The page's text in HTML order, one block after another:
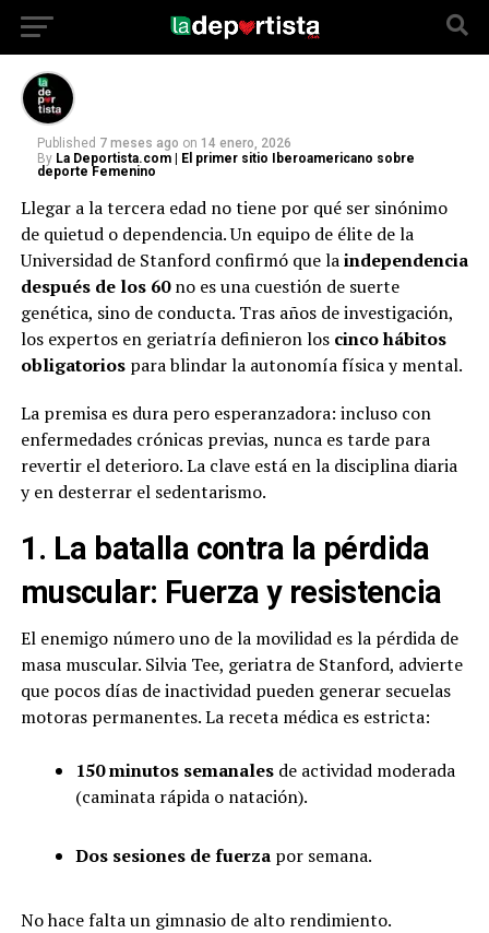
principales recomendaciones
Published 7 meses ago on 14 enero, 2026
By La Deportista.com | El primer sitio Iberoamericano sobre
deporte Femenino
Llegar a la tercera edad no tiene por qué ser sinónimo
de quietud o dependencia. Un equipo de élite de la
Universidad de Stanford confirmó que laindependencia
después de los 60no es una cuestión de suerte
genética, sino de conducta. Tras años de investigación,
los expertos en geriatría definieron los cinco hábitos
obligatoriospara blindar la autonomía física y mental.
La premisa es dura pero esperanzadora: incluso con
enfermedades crónicas previas, nunca es tarde para
revertir el deterioro. La clave está en la disciplina diaria
y en desterrar el sedentarismo.
1. La batalla contra la pérdida
muscular: Fuerza y resistencia
El enemigo número uno de la movilidad es la pérdida de
masa muscular. Silvia Tee, geriatra de Stanford, advierte
que pocos días de inactividad pueden generar secuelas
motoras permanentes. La receta médica es estricta:
150 minutos semanalesde actividad moderada
(caminata rápida o natación).
Dos sesiones de fuerzapor semana.
No hace falta un gimnasio de alto rendimiento.